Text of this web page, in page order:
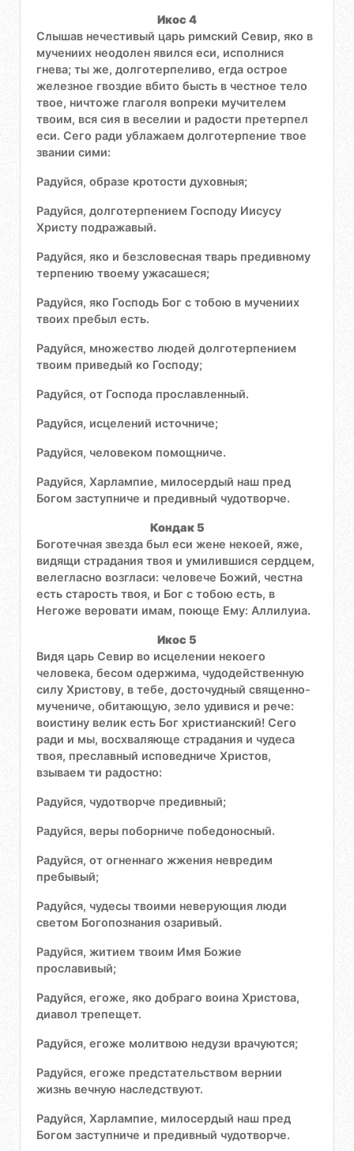
Икос 4
Слышав нечестивый царь римский Севир, яко в
мучениих неодолен явился еси, исполнися
гнева; ты же, долготерпеливо, егда острое
железное гвоздие вбито бысть в честное тело
твое, ничтоже глаголя вопреки мучителем
твоим, вся сия в веселии и радости претерпел
еси. Сего ради ублажаем долготерпение твое
звании сими:
Радуйся, образе кротости духовныя;
Радуйся, долготерпением Господу Иисусу
Христу подражавый.
Радуйся, яко и безсловесная тварь предивному
терпению твоему ужасашеся;
Радуйся, яко Господь Бог с тобою в мучениих
твоих пребыл есть.
Радуйся, множество людей долготерпением
твоим приведый ко Господу;
Радуйся, от Господа прославленный.
Радуйся, исцелений источниче;
Радуйся, человеком помощниче.
Радуйся, Харлампие, милосердый наш пред
Богом заступниче и предивный чудотворче.
Кондак 5
Боготечная звезда был еси жене некоей, яже,
видящи страдания твоя и умилившися сердцем,
велегласно возгласи: человече Божий, честна
есть старость твоя, и Бог с тобою есть, в
Негоже веровати имам, поюще Ему: Аллилуиа.
Икос 5
Видя царь Севир во исцелении некоего
человека, бесом одержима, чудодейственную
силу Христову, в тебе, досточудный священно-
мучениче, обитающую, зело удивися и рече:
воистину велик есть Бог христианский! Сего
ради и мы, восхваляюще страдания и чудеса
твоя, преславный исповедниче Христов,
взываем ти радостно:
Радуйся, чудотворче предивный;
Радуйся, веры поборниче победоносный.
Радуйся, от огненнаго жжения невредим
пребывый;
Радуйся, чудесы твоими неверующия люди
светом Богопознания озаривый.
Радуйся, житием твоим Имя Божие
прославивый;
Радуйся, егоже, яко добраго воина Христова,
диавол трепещет.
Радуйся, егоже молитвою недузи врачуются;
Радуйся, егоже предстательством вернии
жизнь вечную наследствуют.
Радуйся, Харлампие, милосердый наш пред
Богом заступниче и предивный чудотворче.